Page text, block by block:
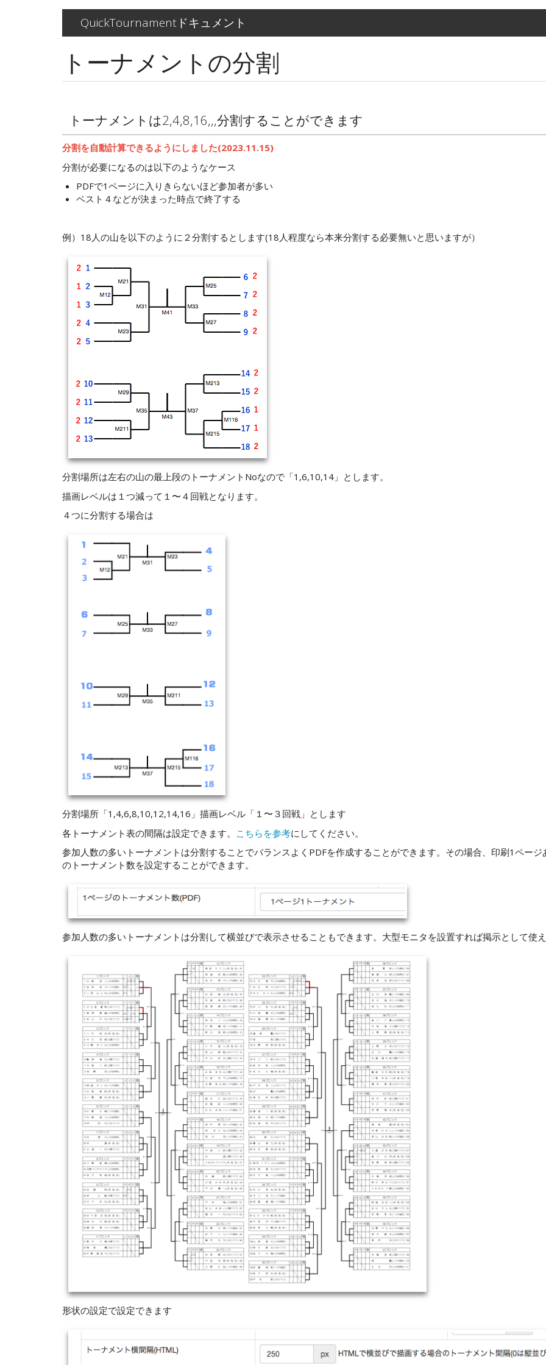
QuickTournamentドキュメント
トーナメントの分割
トーナメントは2,4,8,16,,,分割することができます
分割を自動計算できるようにしました(2023.11.15)
分割が必要になるのは以下のようなケース
PDFで1ページに入りきらないほど参加者が多い
ベスト４などが決まった時点で終了する
例）18人の山を以下のように２分割するとします(18人程度なら本来分割する必要無いと思いますが）
分割場所は左右の山の最上段のトーナメントNoなので「1,6,10,14」とします。
描画レベルは１つ減って１〜４回戦となります。
４つに分割する場合は
分割場所「1,4,6,8,10,12,14,16」描画レベル「１〜３回戦」とします
各トーナメント表の間隔は設定できます。 こちらを参考にしてください。
参加人数の多いトーナメントは分割することでバランスよくPDFを作成することができます。その場合、印刷1ページ
のトーナメント数を設定することができます。
参加人数の多いトーナメントは分割して横並びで表示させることもできます。大型モニタを設置すれば掲示として使え
形状の設定で設定できます